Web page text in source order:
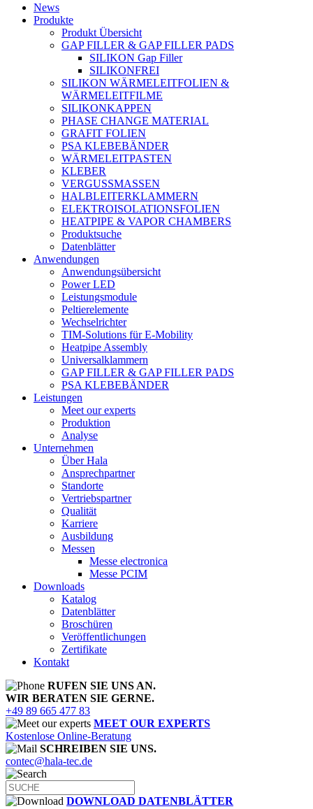
News
Produkte
Produkt Übersicht
GAP FILLER & GAP FILLER PADS
SILIKON Gap Filler
SILIKONFREI
SILIKON WÄRMELEITFOLIEN &
WÄRMELEITFILME
SILIKONKAPPEN
PHASE CHANGE MATERIAL
GRAFIT FOLIEN
PSA KLEBEBÄNDER
WÄRMELEITPASTEN
KLEBER
VERGUSSMASSEN
HALBLEITERKLAMMERN
ELEKTROISOLATIONSFOLIEN
HEATPIPE & VAPOR CHAMBERS
Produktsuche
Datenblätter
Anwendungen
Anwendungsübersicht
Power LED
Leistungsmodule
Peltierelemente
Wechselrichter
TIM-Solutions für E-Mobility
Heatpipe Assembly
Universalklammern
GAP FILLER & GAP FILLER PADS
PSA KLEBEBÄNDER
Leistungen
Meet our experts
Produktion
Analyse
Unternehmen
Über Hala
Ansprechpartner
Standorte
Vertriebspartner
Qualität
Karriere
Ausbildung
Messen
Messe electronica
Messe PCIM
Downloads
Katalog
Datenblätter
Broschüren
Veröffentlichungen
Zertifikate
Kontakt
RUFEN SIE UNS AN.
WIR BERATEN SIE GERNE.
+49 89 665 477 83
MEET OUR EXPERTS
Kostenlose Online-Beratung
SCHREIBEN SIE UNS.
contec@hala-tec.de
DOWNLOAD DATENBLÄTTER